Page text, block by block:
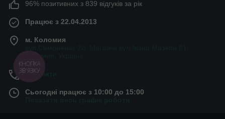
96% позитивних з 839 відгуків за рік
Працює з 22.04.2013
м. Коломия
Коломия, Україна
Контакти
Сьогодні працює з 10:00 до 15:00
КНОПКА
ЗВ'ЯЗКУ